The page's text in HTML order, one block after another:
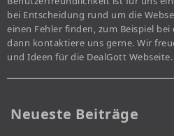
bei Entscheidung rund um die
einen Fehler finden, zum Beispiel
dann kontaktiere uns gerne. Wir
und Ideen für die DealGott Webseite.
Neueste Beiträge